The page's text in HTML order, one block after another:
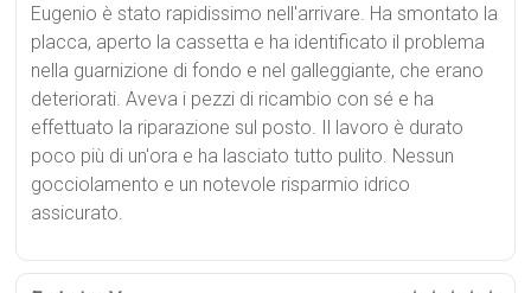
Eugenio è stato rapidissimo nell'arrivare. Ha smontato la
placca, aperto la cassetta e ha identificato il problema
nella guarnizione di fondo e nel galleggiante, che erano
deteriorati. Aveva i pezzi di ricambio con sé e ha
effettuato la riparazione sul posto. Il lavoro è durato
poco più di un'ora e ha lasciato tutto pulito. Nessun
gocciolamento e un notevole risparmio idrico
assicurato.